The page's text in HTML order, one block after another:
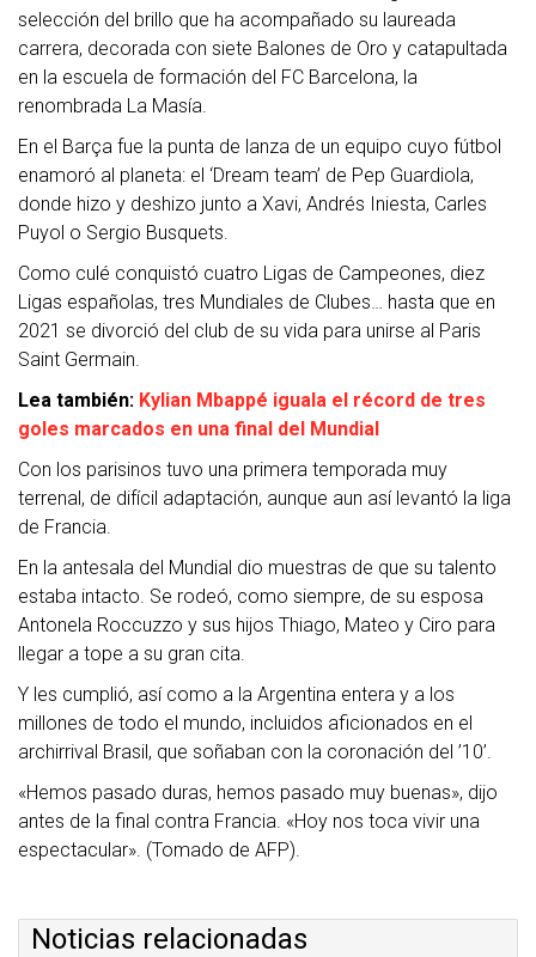
selección del brillo que ha acompañado su laureada
carrera, decorada con siete Balones de Oro y catapultada
en la escuela de formación del FC Barcelona, la
renombrada La Masía.
En el Barça fue la punta de lanza de un equipo cuyo fútbol
enamoró al planeta: el ‘Dream team’ de Pep Guardiola,
donde hizo y deshizo junto a Xavi, Andrés Iniesta, Carles
Puyol o Sergio Busquets.
Como culé conquistó cuatro Ligas de Campeones, diez
Ligas españolas, tres Mundiales de Clubes… hasta que en
2021 se divorció del club de su vida para unirse al Paris
Saint Germain.
Lea también: Kylian Mbappé iguala el récord de tres
goles marcados en una final del Mundial
Con los parisinos tuvo una primera temporada muy
terrenal, de difícil adaptación, aunque aun así levantó la liga
de Francia.
En la antesala del Mundial dio muestras de que su talento
estaba intacto. Se rodeó, como siempre, de su esposa
Antonela Roccuzzo y sus hijos Thiago, Mateo y Ciro para
llegar a tope a su gran cita.
Y les cumplió, así como a la Argentina entera y a los
millones de todo el mundo, incluidos aficionados en el
archirrival Brasil, que soñaban con la coronación del ’10’.
«Hemos pasado duras, hemos pasado muy buenas», dijo
antes de la final contra Francia. «Hoy nos toca vivir una
espectacular». (Tomado de AFP).
Noticias relacionadas